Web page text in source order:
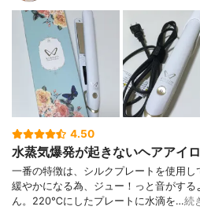
4.50
水蒸気爆発が起きないヘアアイロ
一番の特徴は、シルクプレートを使用
緩やかになる為、ジュー！っと音がす
ん。220℃にしたプレートに水滴を…続